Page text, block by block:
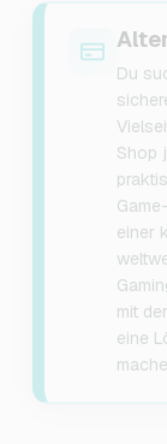
Du
Shop
einer
mit
eine